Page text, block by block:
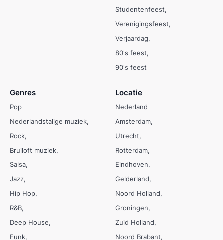
Studentenfeest
Verenigingsfeest
Verjaardag
80's feest
90's feest
Genres
Pop
Nederlandstalige muziek
Rock
Bruiloft muziek
Salsa
Jazz
Hip Hop
R&B
Deep House
Funk
Locatie
Nederland
Amsterdam
Utrecht
Rotterdam
Eindhoven
Gelderland
Noord Holland
Groningen
Zuid Holland
Noord Brabant